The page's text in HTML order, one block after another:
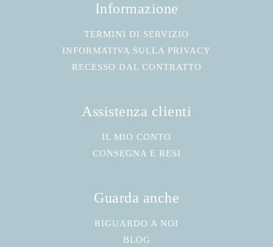
Informazione
TERMINI DI SERVIZIO
INFORMATIVA SULLA PRIVACY
RECESSO DAL CONTRATTO
Assistenza clienti
IL MIO CONTO
CONSEGNA E RESI
Guarda anche
RIGUARDO A NOI
BLOG